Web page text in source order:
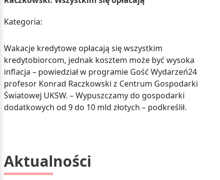
Kategoria:
Wakacje kredytowe opłacają się wszystkim
kredytobiorcom, jednak kosztem może być wysoka
inflacja – powiedział w programie Gość Wydarzeń24
profesor Konrad Raczkowski z Centrum Gospodarki
Światowej UKSW. – Wypuszczamy do gospodarki
dodatkowych od 9 do 10 mld złotych – podkreślił.
Aktualności